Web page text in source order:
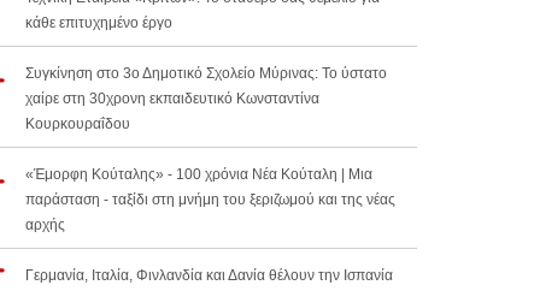
κάθε επιτυχημένο έργο
Συγκίνηση στο 3ο Δημοτικό Σχολείο Μύρινας: Το ύστατο
χαίρε στη 30χρονη εκπαιδευτικό Κωνσταντίνα
Κουρκουραΐδου
«Έμορφη Κούταλης» - 100 χρόνια Νέα Κούταλη | Μια
παράσταση - ταξίδι στη μνήμη του ξεριζωμού και της νέας
αρχής
Γερμανία, Ιταλία, Φινλανδία και Δανία θέλουν την Ισπανία